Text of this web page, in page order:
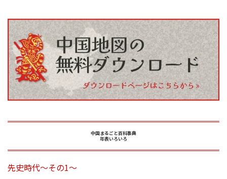
中国まるごと百科事典
年表いろいろ
先史時代～その1～